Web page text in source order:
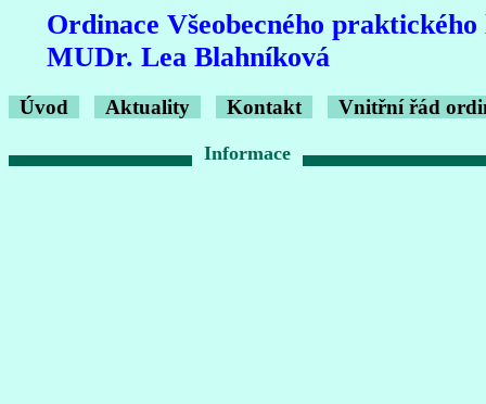
Ordinace Všeobecného
MUDr. Lea Blahníková
Úvod Aktuality Kontakt Vnitřní řád
Informace